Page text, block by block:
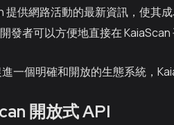
供網路活動的最新資訊，使其成
發者可以方便地直接在
一個明確和開放的生態系統，
開放式 API